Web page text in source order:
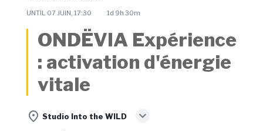
UNTIL 07 JUIN, 17:30 1d 9h 30m
ONDËVIA Expérience
: activation d'énergie
vitale
place Studio Into the WILD expand_more